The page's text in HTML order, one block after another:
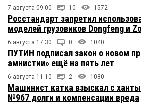
7 августа 09:00 10 1572
Росстандарт запретил
моделей грузовиков Dongfeng и
6 августа 17:30 0 1040
ПУТИН подписал закон о новом
амнистии» ещё на пять лет
6 августа 11:10 2 1080
Машинист катка взыскал с
№967 долги и компенсации вреда